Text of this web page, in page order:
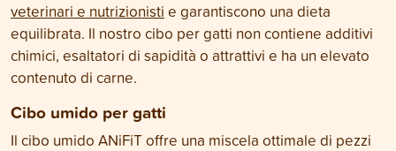
veterinari e nutrizionisti e garantiscono una dieta
equilibrata. Il nostro cibo per gatti non contiene additivi
chimici, esaltatori di sapidità o attrattivi e ha un elevato
contenuto di carne.
Cibo umido per gatti
Il cibo umido ANiFiT offre una miscela ottimale di pezzi